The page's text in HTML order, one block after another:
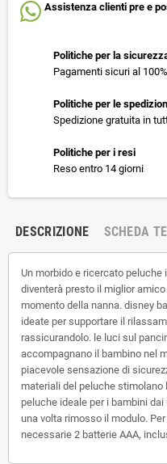
Assistenza clienti pre e
Politiche per la
Pagamenti sicuri al 100%
Politiche per le
Spedizione gratuita in
Politiche per i resi
Reso entro 14 giorni
DESCRIZIONE SCHEDA
Un morbido e ricercato
diventerà presto il miglior
momento della nanna. disney
ideate per supportare il
rassicurandolo. le luci sul
accompagnano il bambino nel
piacevole sensazione di
materiali del peluche
peluche ideale per i bambini
una volta rimosso il modulo.
necessarie 2 batterie AAA,